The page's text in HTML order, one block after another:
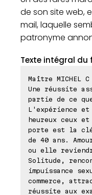
de son site web,
mail, laquelle
patronyme
Texte intégral du
Maître MICHEL C
Une réussite
partie de ce
L'expérience
heureux ceux
porte est la clé
de 40 ans.
ou elle
Solitude,
impuissance
commerce,
réussite aux